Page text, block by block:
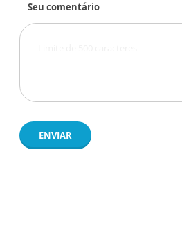
Seu comentário
ENVIAR